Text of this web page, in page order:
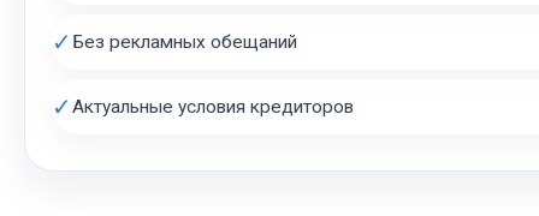
✓ Без рекламных обещаний
✓Актуальные условия кредиторов